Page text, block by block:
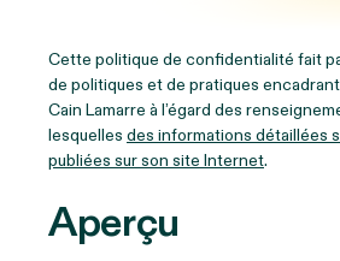
Cette politique de confidentialité fait
de politiques et de pratiques
Cain Lamarre à l’égard des
lesquelles des informations détaillées
publiées sur son site Internet.
Aperçu